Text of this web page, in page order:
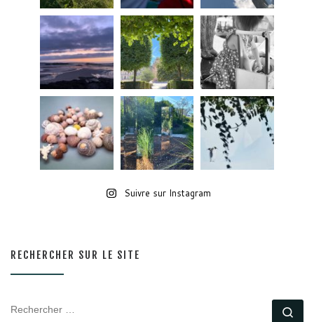
Suivre sur Instagram
RECHERCHER SUR LE SITE
RECHERCHER